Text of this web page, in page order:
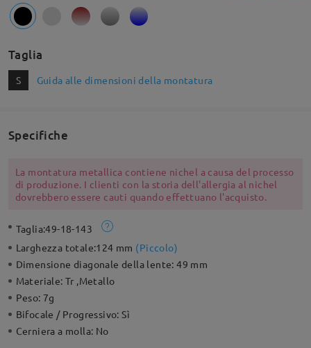
Taglia
S Guida alle dimensioni della montatura
Specifiche
La montatura metallica contiene nichel a causa del processo
di produzione. I clienti con la storia dell'allergia al nichel
dovrebbero essere cauti quando effettuano l'acquisto.
Taglia:49-18-143
Larghezza totale:124 mm (Piccolo)
Dimensione diagonale della lente:49 mm
Materiale:Tr ,Metallo
Peso: 7g
Bifocale / Progressivo:Sì
Cerniera a molla: No